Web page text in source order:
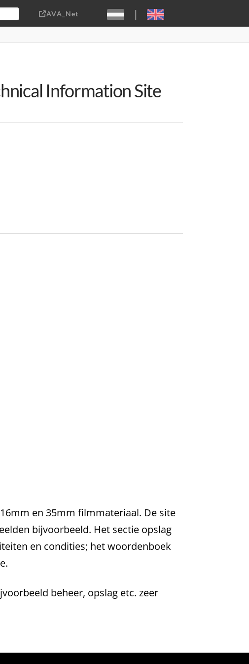
AVA_Net | Sebastiaan ter Burg, CC-BY-2.0
Information Site
en 35mm filmmateriaal. De site
bijvoorbeeld. Het sectie opslag
en condities; het woordenboek
beheer, opslag etc. zeer